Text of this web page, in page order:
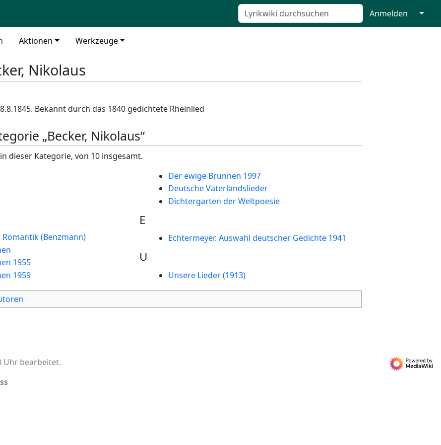
Anmelden ↓
Aktionen Werkzeuge
Nikolaus
Bekannt durch das 1840 gedichtete Rheinlied
„Becker, Nikolaus“
dieser Kategorie, von 10 insgesamt.
(Benzmann)
1955
1959
Der ewige Brunnen 1997
Deutsche Vaterlandslieder
Dichtergarten der Weltpoesie
E
Echtermeyer. Auswahl deutscher Gedichte 1941
U
Unsere Lieder (1913)
Uhr bearbeitet.